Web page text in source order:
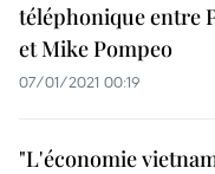
téléphonique entre
et Mike Pompeo
07/01/2021 00:19
"L'économie